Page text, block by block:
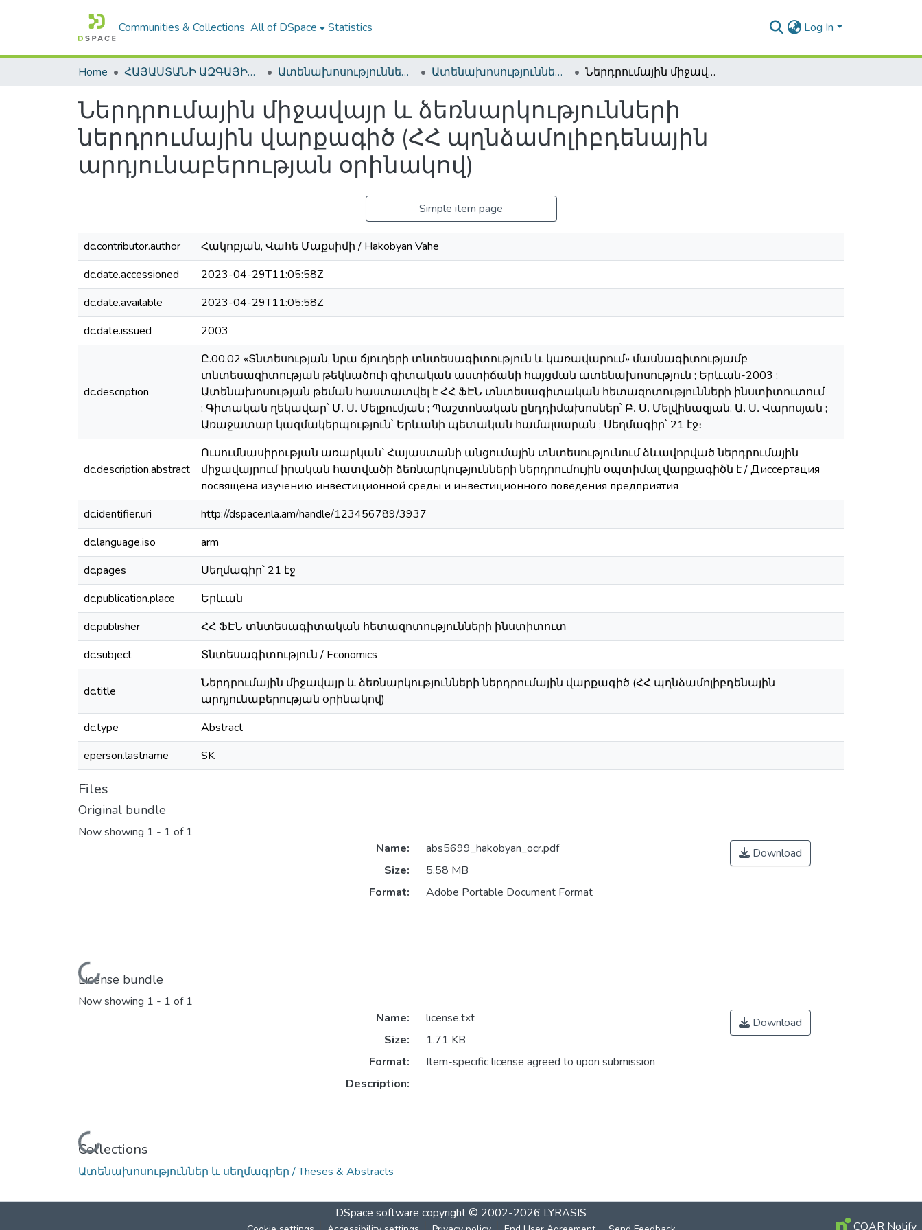
Communities & Collections All of DSpace Statistics Log In
Home ՀԱՅԱՍՏԱՆԻ ԱԶԳԱՅԻՆ ԳՐԱԴԱՐԱՆԻ ԹՎԱՅԻՆ ՊԱՀՈՑ / DIGITAL REPOSITORY OF NLA Ատենախոսություններ և սեղմագրեր / Theses & Abstracts Ատենախոսություններ և սեղմագրեր / Theses & Abstracts Ներդրումային միջավայր և ձեռնարկությունների ներդրումային վարքագիծ (ՀՀ պղնձամոլիբդենային արդյունաբերության օրինակով)
Ներդրումային միջավայր և ձեռնարկությունների
ներդրումային վարքագիծ (ՀՀ պղնձամոլիբդենային
արդյունաբերության օրինակով)
Simple item page
dc.contributor.author
Հակոբյան, Վահե Մաքսիմի / Hakobyan Vahe
dc.date.accessioned
2023-04-29T11:05:58Z
dc.date.available
2023-04-29T11:05:58Z
dc.date.issued
2003
dc.description
Ը.00.02 «Տնտեսության, նրա ճյուղերի տնտեսագիտություն և կառավարում» մասնագիտությամբ
տնտեսազիտության թեկնածուի գիտական աստիճանի հայցման ատենախոսություն ; Երևան-2003 ;
Ատենախոսության թեման հաստատվել է ՀՀ ՖԷՆ տնտեսագիտական հետազոտությունների ինստիտուտում
; Գիտական ղեկավար՝ Մ․ Ս․ Մելքումյան ; Պաշտոնական ընդդիմախոսներ՝ Բ․ Ս․ Մելվինազյան, Ա․ Ս․ Վարոսյան ;
Առաջատար կազմակերպություն՝ Երևանի պետական համալսարան ; Սեղմագիր՝ 21 էջ։
dc.description.abstract
Ուսումնասիրության առարկան՝ Հայաստանի անցումային տնտեսությունում ձևավորված ներդրումային
միջավայրում իրական հատվածի ձեռնարկությունների ներդրումույին օպտիմալ վարքագիծն է / Диссертация
посвящена изучению инвестиционной среды и инвестиционного поведения предприятия
dc.identifier.uri
http://dspace.nla.am/handle/123456789/3937
dc.language.iso
arm
dc.pages
Սեղմագիր՝ 21 էջ
dc.publication.place
Երևան
dc.publisher
ՀՀ ՖԷՆ տնտեսագիտական հետազոտությունների ինստիտուտ
dc.subject
Տնտեսագիտություն / Economics
dc.title
Ներդրումային միջավայր և ձեռնարկությունների ներդրումային վարքագիծ (ՀՀ պղնձամոլիբդենային
արդյունաբերության օրինակով)
dc.type
Abstract
eperson.lastname
SK
Files
Original bundle
Now showing 1 - 1 of 1
Loading...
Name:
abs5699_hakobyan_ocr.pdf
Size:
5.58 MB
Format:
Adobe Portable Document Format
Download
License bundle
Now showing 1 - 1 of 1
Loading...
Name:
license.txt
Size:
1.71 KB
Format:
Item-specific license agreed to upon submission
Description:
Download
Collections
Ատենախոսություններ և սեղմագրեր / Theses & Abstracts
DSpace software copyright © 2002-2026 LYRASIS
COAR Notify